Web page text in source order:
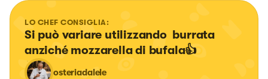
LO CHEF CONSIGLIA:
Si può variare utilizzando  burrata
anziché mozzarella di bufala👍
osteriadalele